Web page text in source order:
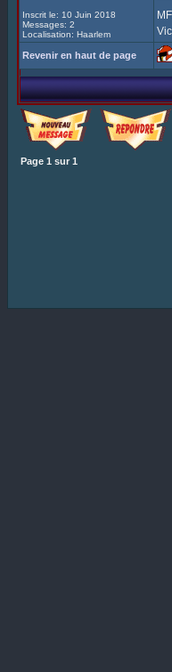
Inscrit le: 10 Juin 2018
Messages: 2
Localisation: Haarlem
Revenir en haut de page
Page 1 sur 1